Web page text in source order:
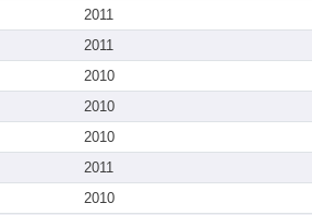
2011
2011
2010
2010
2010
2011
2010